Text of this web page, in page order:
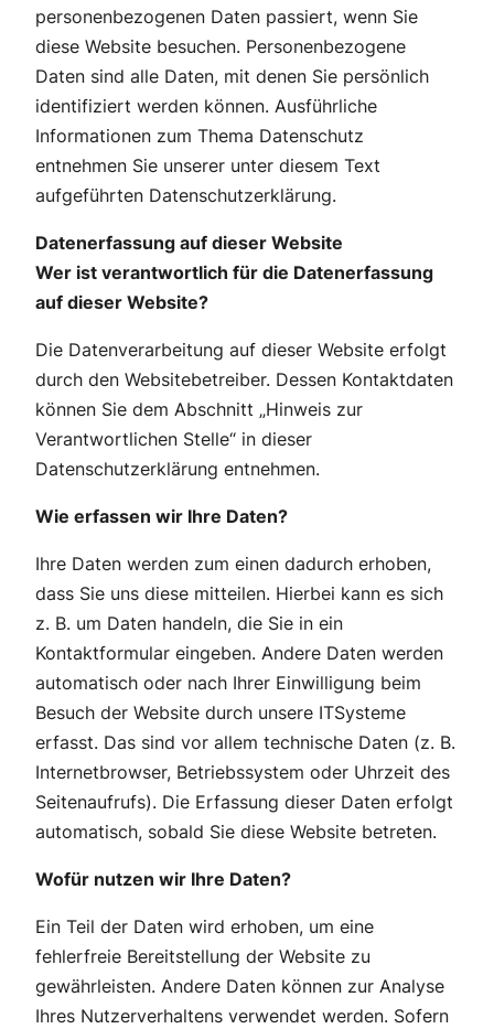
personenbezogenen Daten passiert, wenn Sie
diese Website besuchen. Personenbezogene
Daten sind alle Daten, mit denen Sie persönlich
identifiziert werden können. Ausführliche
Informationen zum Thema Datenschutz
entnehmen Sie unserer unter diesem Text
aufgeführten Datenschutzerklärung.
Datenerfassung auf dieser Website
Wer ist verantwortlich für die Datenerfassung
auf dieser Website?
Die Datenverarbeitung auf dieser Website erfolgt
durch den Websitebetreiber. Dessen Kontaktdaten
können Sie dem Abschnitt „Hinweis zur
Verantwortlichen Stelle“ in dieser
Datenschutzerklärung entnehmen.
Wie erfassen wir Ihre Daten?
Ihre Daten werden zum einen dadurch erhoben,
dass Sie uns diese mitteilen. Hierbei kann es sich
z. B. um Daten handeln, die Sie in ein
Kontaktformular eingeben. Andere Daten werden
automatisch oder nach Ihrer Einwilligung beim
Besuch der Website durch unsere ITSysteme
erfasst. Das sind vor allem technische Daten (z. B.
Internetbrowser, Betriebssystem oder Uhrzeit des
Seitenaufrufs). Die Erfassung dieser Daten erfolgt
automatisch, sobald Sie diese Website betreten.
Wofür nutzen wir Ihre Daten?
Ein Teil der Daten wird erhoben, um eine
fehlerfreie Bereitstellung der Website zu
gewährleisten. Andere Daten können zur Analyse
Ihres Nutzerverhaltens verwendet werden. Sofern